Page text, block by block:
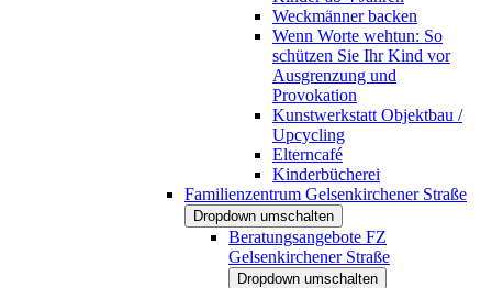
Weckmänner backen
Wenn Worte wehtun: So
schützen Sie Ihr Kind vor
Ausgrenzung und
Provokation
Kunstwerkstatt Objektbau /
Upcycling
Elterncafé
Kinderbücherei
Familienzentrum Gelsenkirchener Straße
Dropdown umschalten
Beratungsangebote FZ
Gelsenkirchener Straße
Dropdown umschalten